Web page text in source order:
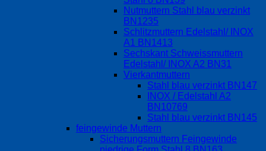
Nutmuttern Stahl blau verzinkt
BN1235
Schlitzmuttern Edelstahl/ INOX
A1 BN1413
Sechskant Schweissmuttern
Edelstahl/ INOX A2 BN31
Vierkantmuttern
Stahl blau verzinkt BN147
INOX / Edelstahl A2
BN10769
Stahl blau verzinkt BN145
feingewinde Muttern
Sicherungsmuttern Feingewinde